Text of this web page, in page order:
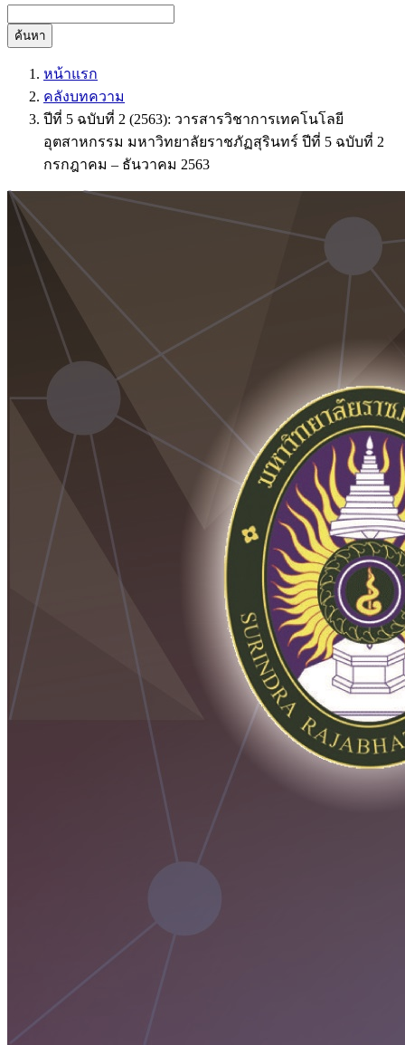
ค้นหา
หน้าแรก
คลังบทความ
ปีที่ 5 ฉบับที่ 2 (2563): วารสารวิชาการเทคโนโลยี
อุตสาหกรรม มหาวิทยาลัยราชภัฏสุรินทร์ ปีที่ 5 ฉบับที่ 2
กรกฎาคม – ธันวาคม 2563